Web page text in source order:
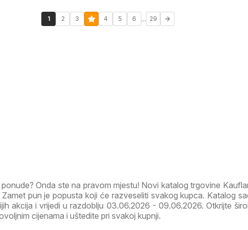
1 2 3 4 5 6 ... 29
Onda ste na pravom mjestu! Novi katalog trgovine
pun je popusta koji će razveseliti svakog kupca. Katalog
akcija i vrijedi u razdoblju 03.06.2026 - 09.06.2026. Otkrijte
cijenama i uštedite pri svakoj kupnji.